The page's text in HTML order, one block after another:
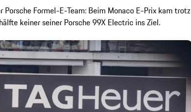
Porsche Formel-E-Team: Beim Monaco E-Prix kam trotz
keiner seiner Porsche 99X Electric ins Ziel.